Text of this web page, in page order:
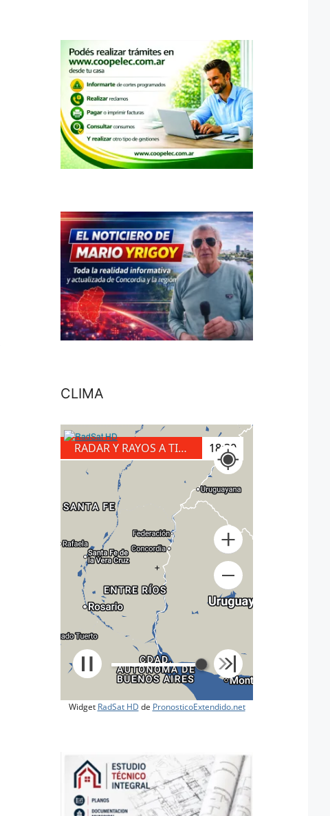
CLIMA
RADAR Y RAYOS A TIERRA 18:30
+
Widget RadSat HD de PronosticoExtendido.net